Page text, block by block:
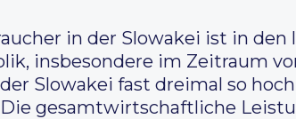
in der Slowakei ist in
insbesondere im Zeitraum
Slowakei fast dreimal so
gesamtwirtschaftliche